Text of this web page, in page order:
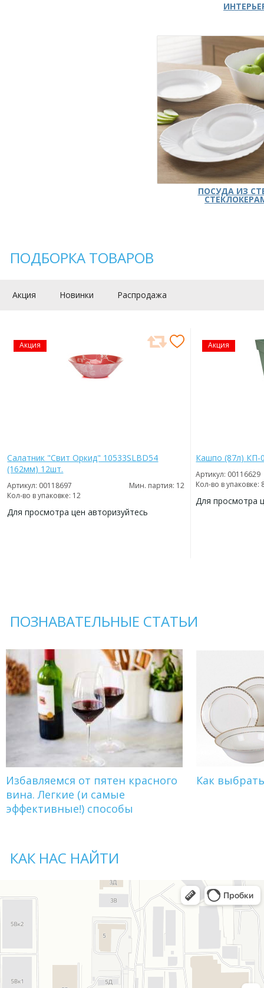
ПОСУДА ИЗ
ПОДБОРКА ТОВАРОВ
Акция Новинки Распродажа
Акция
Салатник "Свит Оркид" 10533SLBD54
(162мм) 12шт.
Артикул: 00118697
Мин. партия: 12
Кол-во в упаковке: 12
Для просмотра цен авторизуйтесь
Акция
Кашпо (87л) КП-
Артикул: 00116629
Кол-во в упаковке:
Для просмотра
ПОЗНАВАТЕЛЬНЫЕ СТАТЬИ
Избавляемся от пятен красного
вина. Легкие (и самые
эффективные!) способы
Как
КАК НАС НАЙТИ